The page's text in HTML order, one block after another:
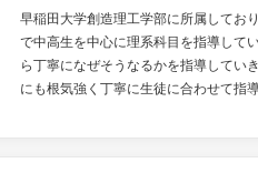
早稲田大学創造理工学部に所属してお
で中高生を中心に理系科目を指導して
ら丁寧になぜそうなるかを指導してい
にも根気強く丁寧に生徒に合わせて指